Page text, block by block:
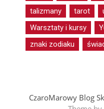
talizmany
tarot
Warsztaty i kursy
znaki zodiaku
CzaroMarowy Blog